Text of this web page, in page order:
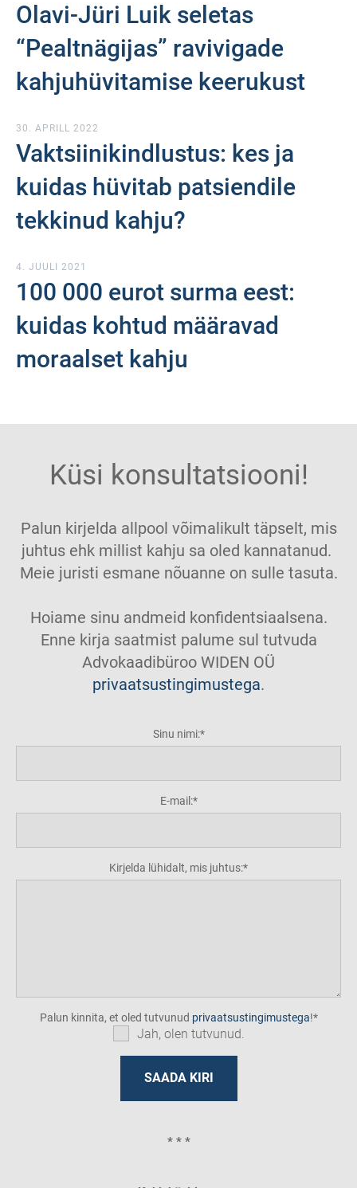
Olavi-Jüri Luik seletas
“Pealtnägijas” ravivigade
kahjuhüvitamise keerukust
30. APRILL 2022
Vaktsiinikindlustus: kes ja
kuidas hüvitab patsiendile
tekkinud kahju?
4. JUULI 2021
100 000 eurot surma eest:
kuidas kohtud määravad
moraalset kahju
Küsi konsultatsiooni!
Palun kirjelda allpool võimalikult täpselt, mis
juhtus ehk millist kahju sa oled kannatanud.
Meie juristi esmane nõuanne on sulle tasuta.
Hoiame sinu andmeid konfidentsiaalsena.
Enne kirja saatmist palume sul tutvuda
Advokaadibüroo WIDEN OÜ
privaatsustingimustega.
Sinu nimi:
E-mail:
Kirjelda lühidalt, mis juhtus:
Palun kinnita, et oled tutvunud privaatsustingimustega!
Jah, olen tutvunud.
* * *